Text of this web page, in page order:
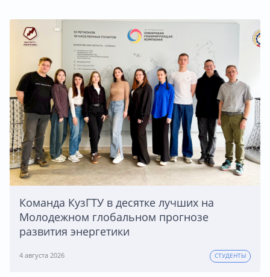
Команда КузГТУ в десятке лучших на
Молодежном глобальном прогнозе
развития энергетики
4 августа 2026 СТУДЕНТЫ